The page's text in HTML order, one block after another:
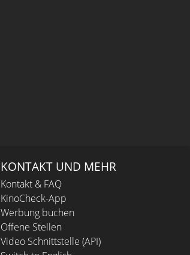
KONTAKT UND MEHR
Kontakt & FAQ
KinoCheck-App
Werbung buchen
Offene Stellen
Video Schnittstelle (API)